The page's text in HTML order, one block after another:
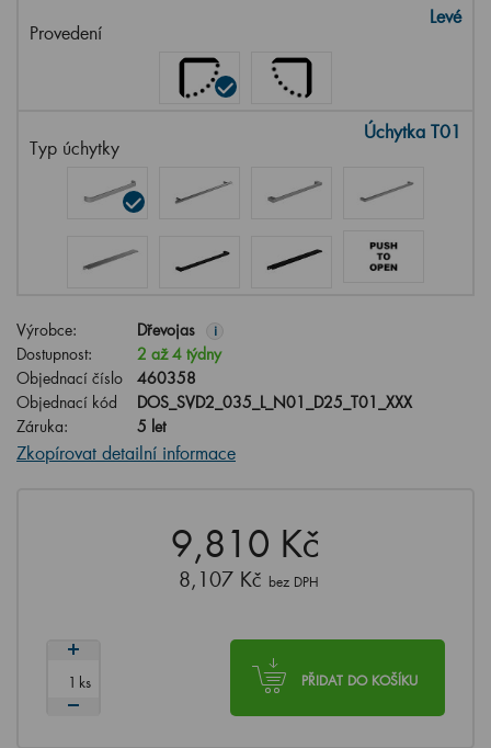
Provedení
Levé
Typ úchytky
Úchytka T01
Výrobce: Dřevojas i
Dostupnost:
2 až 4 týdny
Objednací číslo
460358
Objednací kód
DOS_SVD2_035_L_N01_D25_T01_XXX
Záruka:
5 let
Zkopírovat detailní informace
9,810 Kč
8,107 Kč bez DPH
PŘIDAT DO KOŠÍKU
ks